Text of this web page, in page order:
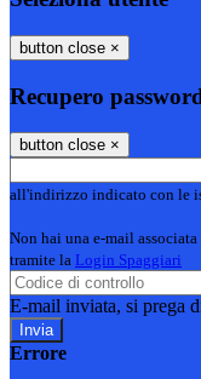
button close ×
Recupero
button close ×
all'indirizzo indicato con le
Non hai una e-mail
tramite la Login Spaggiari
E-mail inviata, si prega
Errore